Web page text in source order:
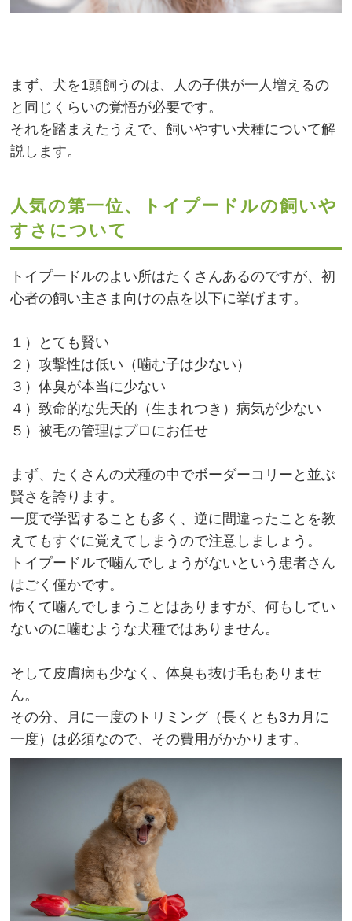
まず、犬を1頭飼うのは、人の子供が一人増えるの
と同じくらいの覚悟が必要です。
それを踏まえたうえで、飼いやすい犬種について解
説します。
人気の第一位、トイプードルの飼いや
すさについて
トイプードルのよい所はたくさんあるのですが、初
心者の飼い主さま向けの点を以下に挙げます。
１）とても賢い
２）攻撃性は低い（噛む子は少ない）
３）体臭が本当に少ない
４）致命的な先天的（生まれつき）病気が少ない
５）被毛の管理はプロにお任せ
まず、たくさんの犬種の中でボーダーコリーと並ぶ
賢さを誇ります。
一度で学習することも多く、逆に間違ったことを教
えてもすぐに覚えてしまうので注意しましょう。
トイプードルで噛んでしょうがないという患者さん
はごく僅かです。
怖くて噛んでしまうことはありますが、何もしてい
ないのに噛むような犬種ではありません。
そして皮膚病も少なく、体臭も抜け毛もありませ
ん。
その分、月に一度のトリミング（長くとも3カ月に
一度）は必須なので、その費用がかかります。